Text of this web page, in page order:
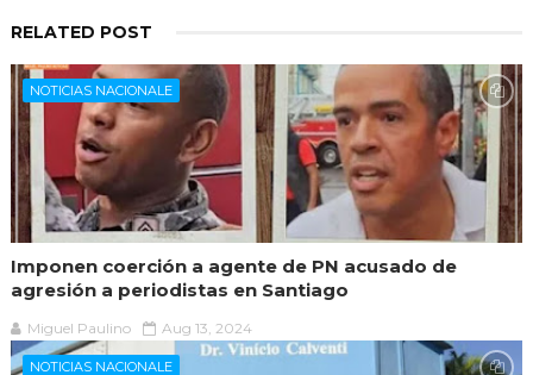
RELATED POST
NOTICIAS NACIONALE
Imponen coerción a agente de PN acusado de
agresión a periodistas en Santiago
Miguel Paulino Aug 13, 2024
NOTICIAS NACIONALE